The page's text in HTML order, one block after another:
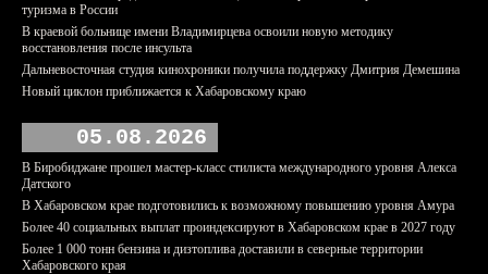
туризма в России
В краевой больнице имени Владимирцева освоили новую методику
восстановления после инсульта
Дальневосточная студия кинохроники получила поддержку Дмитрия Демешина
Новый циклон приближается к Хабаровскому краю
05.08.2026
В Биробиджане прошел мастер-класс стилиста международного уровня Алекса
Датского
В Хабаровском крае подготовились к возможному повышению уровня Амура
Более 40 социальных выплат проиндексируют в Хабаровском крае в 2027 году
Более 1 000 тонн бензина и дизтоплива доставили в северные территории
Хабаровского края